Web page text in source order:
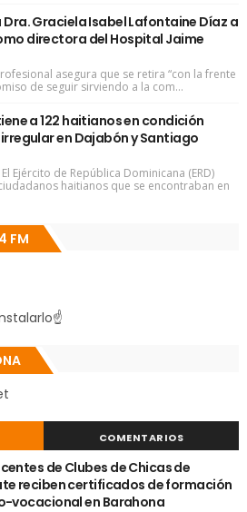
Dra. Graciela Isabel Lafontaine Díaz a
directora del Hospital Jaime
asegura que se retira “con la frente
de seguir sirviendo a la com...
a 122 haitianos en condición
en Dajabón y Santiago
Ejército de República Dominicana (ERD)
haitianos que se encontraban en
FM
COMENTARIOS
de Clubes de Chicas de
reciben certificados de formación
vocacional en Barahona